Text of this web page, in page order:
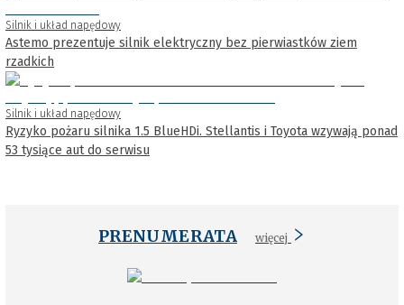
Silnik i układ napędowy
Astemo prezentuje silnik elektryczny bez pierwiastków ziem
rzadkich
Silnik i układ napędowy
Ryzyko pożaru silnika 1.5 BlueHDi. Stellantis i Toyota wzywają ponad
53 tysiące aut do serwisu
PRENUMERATA więcej